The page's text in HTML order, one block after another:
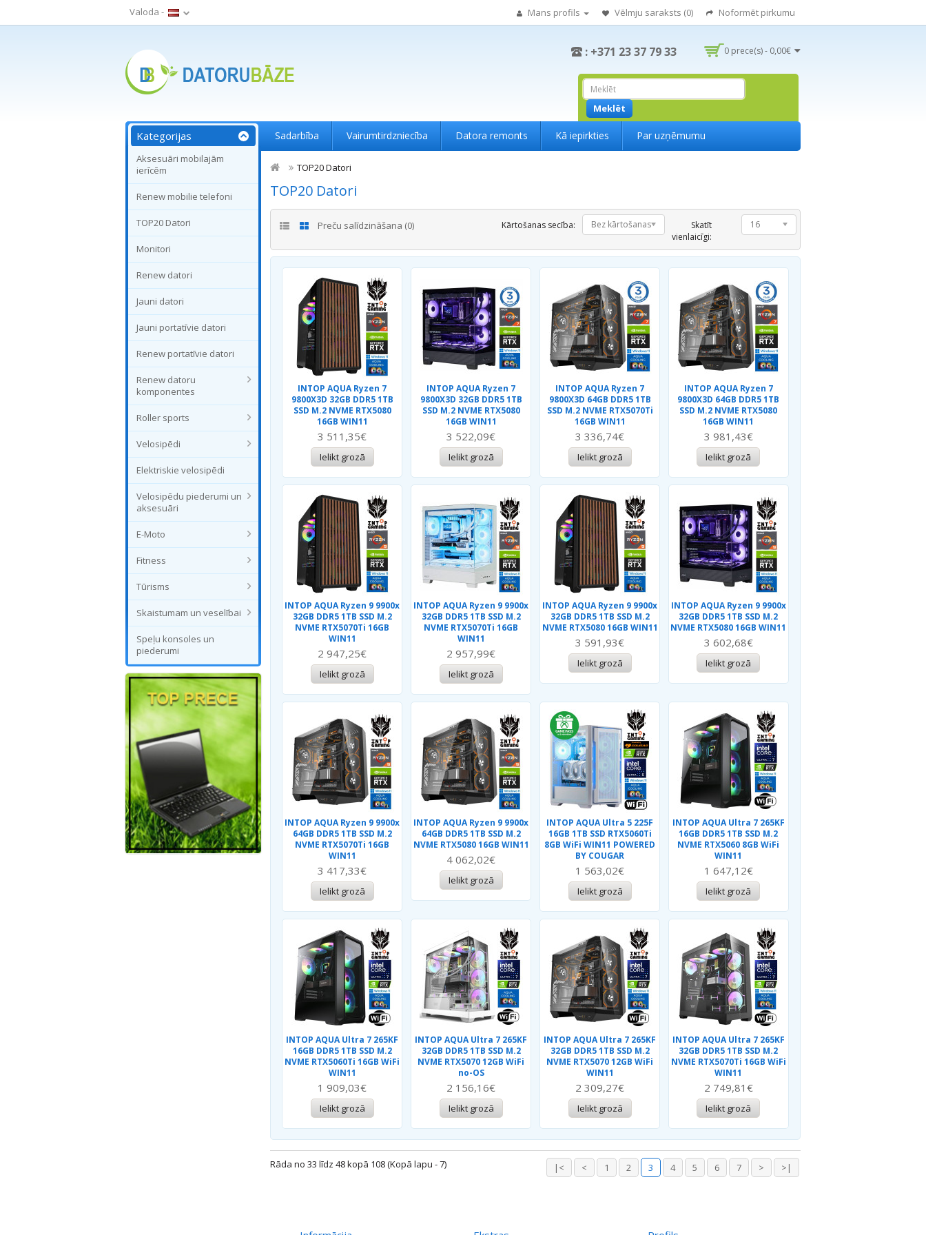
Valoda - Mans profils Vēlmju saraksts (0) Noformēt pirkumu
0 prece(s) - 0,00€
: +371 23 37 79 33
Meklēt
Kategorijas Sadarbība Vairumtirdzniecība Datora remonts Kā iepirkties Par uzņēmumu
Aksesuāri mobilajām
ierīcēm
Renew mobilie telefoni
TOP20 Datori
Monitori
Renew datori
Jauni datori
Jauni portatīvie datori
Renew portatīvie datori
Renew datoru
komponentes
Roller sports
Velosipēdi
Elektriskie velosipēdi
Velosipēdu piederumi un
aksesuāri
E-Moto
Fitness
Tūrisms
Skaistumam un veselībai
Speļu konsoles un
piederumi
TOP20 Datori
TOP20 Datori
Preču salīdzināšana (0) Kārtošanas secība: Bez kārtošanas
Skatīt
vienlaicīgi:
16
INTOP AQUA Ryzen 7
9800X3D 32GB DDR5 1TB
SSD M.2 NVME RTX5080
16GB WIN11
3 511,35€
Ielikt grozā
INTOP AQUA Ryzen 7
9800X3D 32GB DDR5 1TB
SSD M.2 NVME RTX5080
16GB WIN11
3 522,09€
Ielikt grozā
INTOP AQUA Ryzen 7
9800X3D 64GB DDR5 1TB
SSD M.2 NVME RTX5070Ti
16GB WIN11
3 336,74€
Ielikt grozā
INTOP AQUA Ryzen 7
9800X3D 64GB DDR5 1TB
SSD M.2 NVME RTX5080
16GB WIN11
3 981,43€
Ielikt grozā
INTOP AQUA Ryzen 9 9900x
32GB DDR5 1TB SSD M.2
NVME RTX5070Ti 16GB
WIN11
2 947,25€
Ielikt grozā
INTOP AQUA Ryzen 9 9900x
32GB DDR5 1TB SSD M.2
NVME RTX5070Ti 16GB
WIN11
2 957,99€
Ielikt grozā
INTOP AQUA Ryzen 9 9900x
32GB DDR5 1TB SSD M.2
NVME RTX5080 16GB WIN11
3 591,93€
Ielikt grozā
INTOP AQUA Ryzen 9 9900x
32GB DDR5 1TB SSD M.2
NVME RTX5080 16GB WIN11
3 602,68€
Ielikt grozā
INTOP AQUA Ryzen 9 9900x
64GB DDR5 1TB SSD M.2
NVME RTX5070Ti 16GB
WIN11
3 417,33€
Ielikt grozā
INTOP AQUA Ryzen 9 9900x
64GB DDR5 1TB SSD M.2
NVME RTX5080 16GB WIN11
4 062,02€
Ielikt grozā
INTOP AQUA Ultra 5 225F
16GB 1TB SSD RTX5060Ti
8GB WiFi WIN11 POWERED
BY COUGAR
1 563,02€
Ielikt grozā
INTOP AQUA Ultra 7 265KF
16GB DDR5 1TB SSD M.2
NVME RTX5060 8GB WiFi
WIN11
1 647,12€
Ielikt grozā
INTOP AQUA Ultra 7 265KF
16GB DDR5 1TB SSD M.2
NVME RTX5060Ti 16GB WiFi
WIN11
1 909,03€
Ielikt grozā
INTOP AQUA Ultra 7 265KF
32GB DDR5 1TB SSD M.2
NVME RTX5070 12GB WiFi
no-OS
2 156,16€
Ielikt grozā
INTOP AQUA Ultra 7 265KF
32GB DDR5 1TB SSD M.2
NVME RTX5070 12GB WiFi
WIN11
2 309,27€
Ielikt grozā
INTOP AQUA Ultra 7 265KF
32GB DDR5 1TB SSD M.2
NVME RTX5070Ti 16GB WiFi
WIN11
2 749,81€
Ielikt grozā
|< < 1 2 3 4 5 6 7 > >|
Rāda no 33 līdz 48 kopā 108 (Kopā lapu - 7)